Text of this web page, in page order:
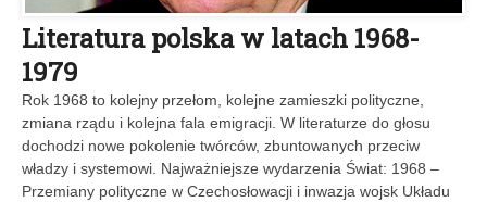
Literatura polska w latach 1968-
1979
Rok 1968 to kolejny przełom, kolejne zamieszki polityczne,
zmiana rządu i kolejna fala emigracji. W literaturze do głosu
dochodzi nowe pokolenie twórców, zbuntowanych przeciw
władzy i systemowi. Najważniejsze wydarzenia Świat: 1968 –
Przemiany polityczne w Czechosłowacji i inwazja wojsk Układu